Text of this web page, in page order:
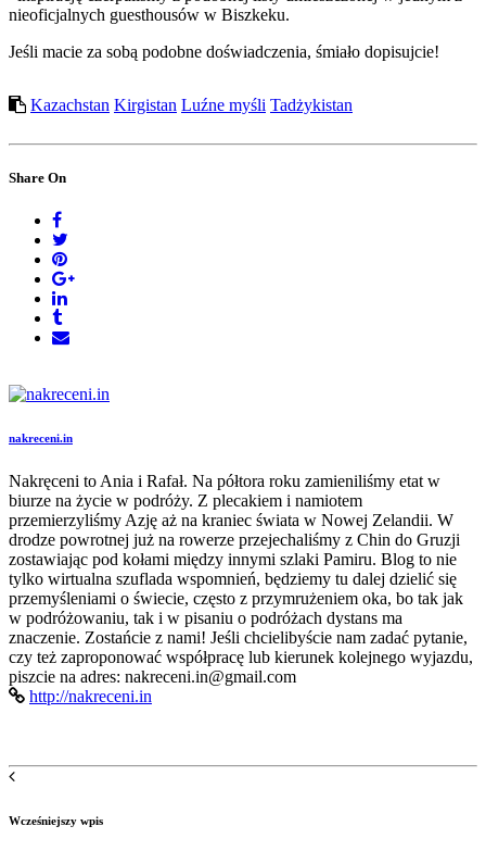
nieoficjalnych guesthousów w Biszkeku.
Jeśli macie za sobą podobne doświadczenia, śmiało dopisujcie!
Kazachstan Kirgistan Luźne myśli Tadżykistan
Share On
nakreceni.in
Nakręceni to Ania i Rafał. Na półtora roku zamieniliśmy etat w
biurze na życie w podróży. Z plecakiem i namiotem
przemierzyliśmy Azję aż na kraniec świata w Nowej Zelandii. W
drodze powrotnej już na rowerze przejechaliśmy z Chin do Gruzji
zostawiając pod kołami między innymi szlaki Pamiru. Blog to nie
tylko wirtualna szuflada wspomnień, będziemy tu dalej dzielić się
przemyśleniami o świecie, często z przymrużeniem oka, bo tak jak
w podróżowaniu, tak i w pisaniu o podróżach dystans ma
znaczenie. Zostańcie z nami! Jeśli chcielibyście nam zadać pytanie,
czy też zaproponować współpracę lub kierunek kolejnego wyjazdu,
piszcie na adres: nakreceni.in@gmail.com
http://nakreceni.in
Wcześniejszy wpis